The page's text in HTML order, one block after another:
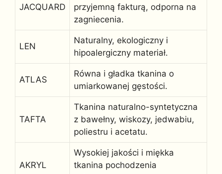
JACQUARD
przyjemną fakturą, odporna na
zagniecenia.
LEN
Naturalny, ekologiczny i
hipoalergiczny materiał.
ATLAS
Równa i gładka tkanina o
umiarkowanej gęstości.
TAFTA
Tkanina naturalno-syntetyczna
z bawełny, wiskozy, jedwabiu,
poliestru i acetatu.
AKRYL
Wysokiej jakości i miękka
tkanina pochodzenia